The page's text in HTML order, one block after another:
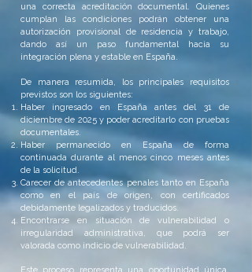
una correcta acreditación documental. Quienes
cumplan las condiciones podrán obtener una
autorización provisional de residencia y trabajo,
dando así un paso fundamental hacia su
integración plena y estable en España.
De manera resumida, los principales requisitos
previstos son los siguientes:
Haber ingresado en España antes del 31 de
diciembre de 2025 y poder acreditarlo con pruebas
documentales.
Haber permanecido en España de forma
continuada durante al menos cinco meses antes
de la solicitud.
Carecer de antecedentes penales tanto en España
como en el país de origen, con certificados
debidamente legalizados y traducidos.
Encontrarse en situación de vulnerabilidad o
irregularidad administrativa, que podrá ser
valorada como indicio de vulnerabilidad.